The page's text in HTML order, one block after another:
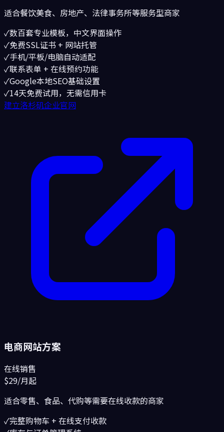
适合餐饮美食、房地产、法律事务所等服务型商家
✓数百套专业模板，中文界面操作
✓免费SSL证书 + 网站托管
✓手机/平板/电脑自动适配
✓联系表单 + 在线预约功能
✓Google本地SEO基础设置
✓14天免费试用，无需信用卡
建立洛杉矶企业官网
电商网站方案
在线销售
$29/月起
适合零售、食品、代购等需要在线收款的商家
✓完整购物车 + 在线支付收款